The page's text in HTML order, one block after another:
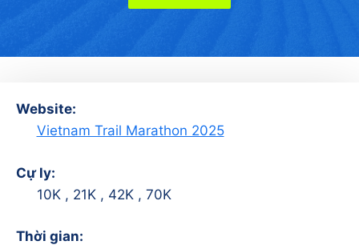
Website:
Vietnam Trail Marathon 2025
Cự ly:
10K , 21K , 42K , 70K
Thời gian: